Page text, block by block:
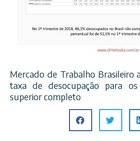
Mercado de Trabalho Brasileiro
taxa de desocupação para
superior completo